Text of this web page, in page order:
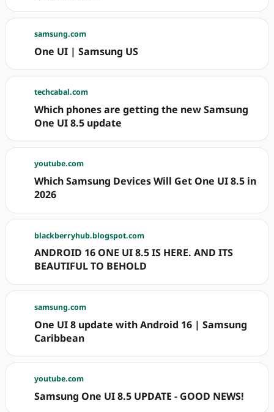
samsung.com
One UI | Samsung US
techcabal.com
Which phones are getting the new Samsung
One UI 8.5 update
youtube.com
Which Samsung Devices Will Get One UI 8.5 in
2026
blackberryhub.blogspot.com
ANDROID 16 ONE UI 8.5 IS HERE. AND ITS
BEAUTIFUL TO BEHOLD
samsung.com
One UI 8 update with Android 16 | Samsung
Caribbean
youtube.com
Samsung One UI 8.5 UPDATE - GOOD NEWS!